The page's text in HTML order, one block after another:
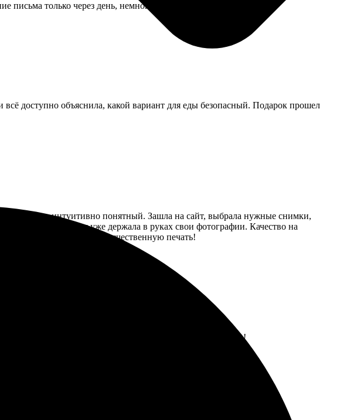
только через день, немного волновался что потеряют.
доступно объяснила, какой вариант для еды безопасный. Подарок прошел
простой и интуитивно понятный. Зашла на сайт, выбрала нужные снимки,
несколько дней, и я уже держала в руках свои фотографии. Качество на
всем, кто ценит качественную печать!
доставка – всё пришло в срок. Обязательно вернусь снова!